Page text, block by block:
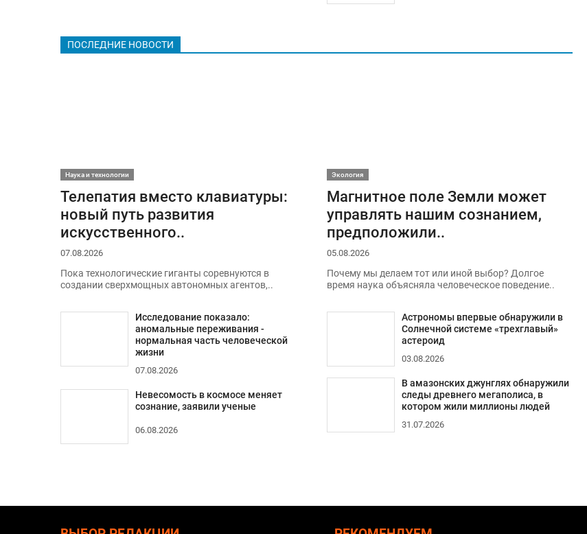
ПОСЛЕДНИЕ НОВОСТИ
Наука и технологии
Телепатия вместо клавиатуры:
новый путь развития
искусственного..
07.08.2026
Пока технологические гиганты соревнуются в
создании сверхмощных автономных агентов,..
Исследование показало:
аномальные переживания -
нормальная часть человеческой
жизни
07.08.2026
Невесомость в космосе меняет
сознание, заявили ученые
06.08.2026
Экология
Магнитное поле Земли может
управлять нашим сознанием,
предположили..
05.08.2026
Почему мы делаем тот или иной выбор? Долгое
время наука объясняла человеческое поведение..
Астрономы впервые обнаружили в
Солнечной системе «трехглавый»
астероид
03.08.2026
В амазонских джунглях обнаружили
следы древнего мегаполиса, в
котором жили миллионы людей
31.07.2026